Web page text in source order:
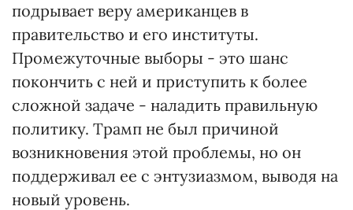
подрывает веру американцев в
правительство и его институты.
Промежуточные выборы - это шанс
покончить с ней и приступить к более
сложной задаче - наладить правильную
политику. Трамп не был причиной
возникновения этой проблемы, но он
поддерживал ее с энтузиазмом, выводя на
новый уровень.